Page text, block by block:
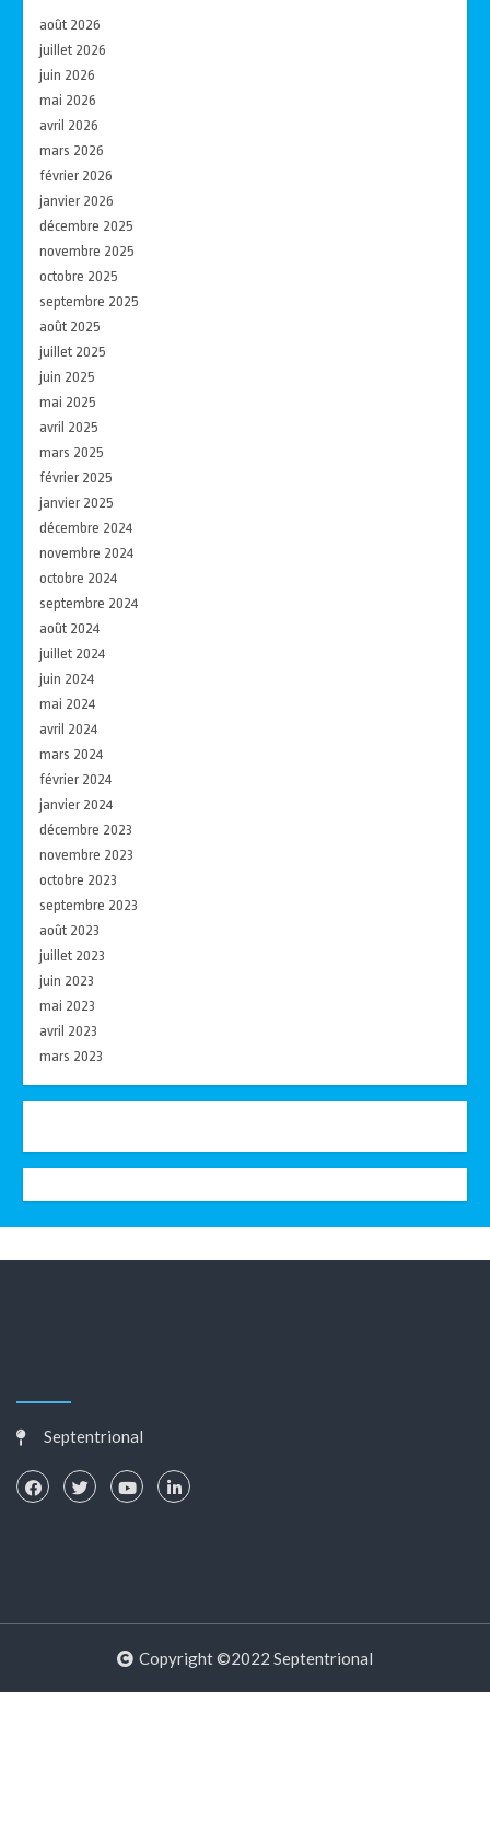
août 2026
juillet 2026
juin 2026
mai 2026
avril 2026
mars 2026
février 2026
janvier 2026
décembre 2025
novembre 2025
octobre 2025
septembre 2025
août 2025
juillet 2025
juin 2025
mai 2025
avril 2025
mars 2025
février 2025
janvier 2025
décembre 2024
novembre 2024
octobre 2024
septembre 2024
août 2024
juillet 2024
juin 2024
mai 2024
avril 2024
mars 2024
février 2024
janvier 2024
décembre 2023
novembre 2023
octobre 2023
septembre 2023
août 2023
juillet 2023
juin 2023
mai 2023
avril 2023
mars 2023
Septentrional
Copyright ©2022 Septentrional